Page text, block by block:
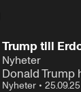
Trump till
Nyheter
Donald Trump
Nyheter • 25.09.25